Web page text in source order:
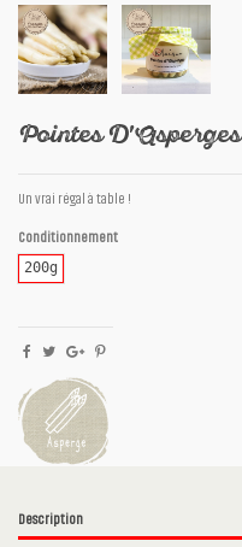
Pointes D'Asperges
Un vrai régal à table !
Conditionnement
200g
Description